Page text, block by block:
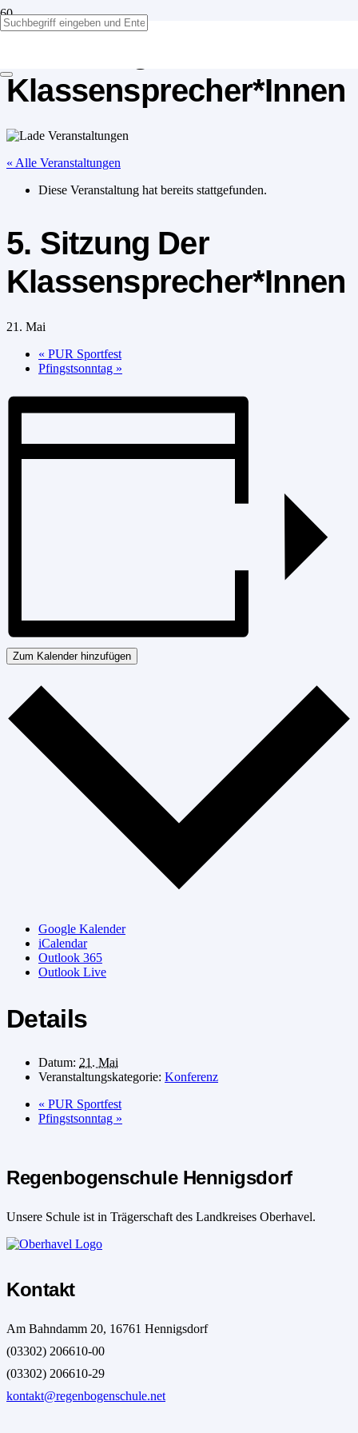
Klassensprecher*Innen
« Alle Veranstaltungen
Diese Veranstaltung hat bereits stattgefunden.
5. Sitzung Der
Klassensprecher*Innen
21. Mai
« PUR Sportfest
Pfingstsonntag »
Zum Kalender hinzufügen
Google Kalender
iCalendar
Outlook 365
Outlook Live
Details
Datum: 21. Mai
Veranstaltungskategorie: Konferenz
« PUR Sportfest
Pfingstsonntag »
Regenbogenschule Hennigsdorf
Unsere Schule ist in Trägerschaft des Landkreises Oberhavel.
Kontakt
Am Bahndamm 20, 16761 Hennigsdorf
(03302) 206610-00
(03302) 206610-29
kontakt@regenbogenschule.net